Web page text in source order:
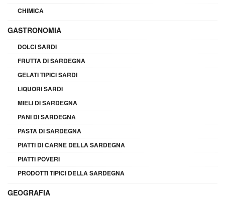
CHIMICA
GASTRONOMIA
DOLCI SARDI
FRUTTA DI SARDEGNA
GELATI TIPICI SARDI
LIQUORI SARDI
MIELI DI SARDEGNA
PANI DI SARDEGNA
PASTA DI SARDEGNA
PIATTI DI CARNE DELLA SARDEGNA
PIATTI POVERI
PRODOTTI TIPICI DELLA SARDEGNA
GEOGRAFIA